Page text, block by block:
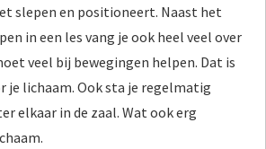
slepen en positioneert. Naast het
in een les vang je ook heel veel over
veel bij bewegingen helpen. Dat is
je lichaam. Ook sta je regelmatig
elkaar in de zaal. Wat ook erg